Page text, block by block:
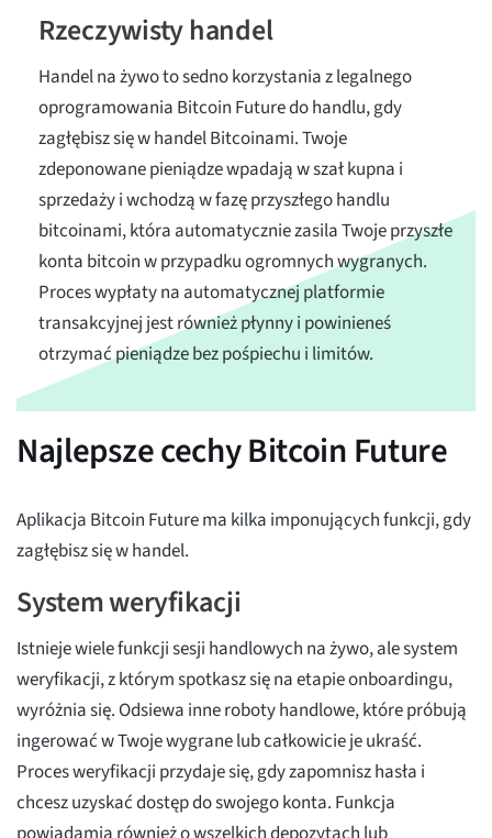
Rzeczywisty handel
Handel na żywo to sedno korzystania z legalnego
oprogramowania Bitcoin Future do handlu, gdy
zagłębisz się w handel Bitcoinami. Twoje
zdeponowane pieniądze wpadają w szał kupna i
sprzedaży i wchodzą w fazę przyszłego handlu
bitcoinami, która automatycznie zasila Twoje przyszłe
konta bitcoin w przypadku ogromnych wygranych.
Proces wypłaty na automatycznej platformie
transakcyjnej jest również płynny i powinieneś
otrzymać pieniądze bez pośpiechu i limitów.
Najlepsze cechy Bitcoin Future
Aplikacja Bitcoin Future ma kilka imponujących funkcji, gdy
zagłębisz się w handel.
System weryfikacji
Istnieje wiele funkcji sesji handlowych na żywo, ale system
weryfikacji, z którym spotkasz się na etapie onboardingu,
wyróżnia się. Odsiewa inne roboty handlowe, które próbują
ingerować w Twoje wygrane lub całkowicie je ukraść.
Proces weryfikacji przydaje się, gdy zapomnisz hasła i
chcesz uzyskać dostęp do swojego konta. Funkcja